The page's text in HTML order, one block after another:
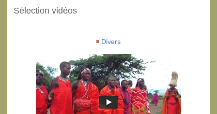
Sélection vidéos
Divers